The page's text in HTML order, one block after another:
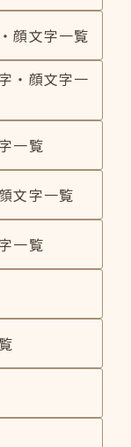
顔文字一覧
・顔文字一
一覧
文字一覧
一覧